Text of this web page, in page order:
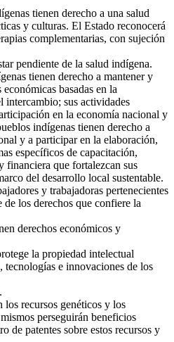
tienen derecho a una salud
y culturas. El Estado reconocerá
complementarias, con sujeción
pendiente de la salud indígena.
tienen derecho a mantener y
basadas en la
sus actividades
en la economía nacional y
indígenas tienen derecho a
y a participar en la elaboración,
específicos de capacitación,
financiera que fortalezcan sus
del desarrollo local sustentable.
y trabajadoras pertenecientes
los derechos que confiere la
derechos económicos y
la propiedad intelectual
e innovaciones de los
recursos genéticos y los
perseguirán beneficios
de patentes sobre estos recursos y